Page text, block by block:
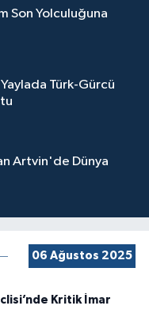
Son Yolculuğuna
Yaylada Türk-Gürcü
Artvin'de Dünya
06 Ağustos 2025
Kritik İmar